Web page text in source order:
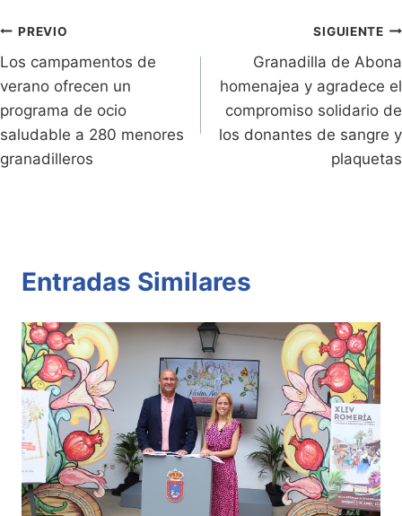
dl
y
k p
k
Navegación
de
entradas
PREVIO
Los campamentos de
verano ofrecen un
programa de ocio
saludable a 280 menores
granadilleros
SIGUIENTE
Granadilla de Abona
homenajea y agradece el
compromiso solidario de
los donantes de sangre y
plaquetas
Entradas Similares